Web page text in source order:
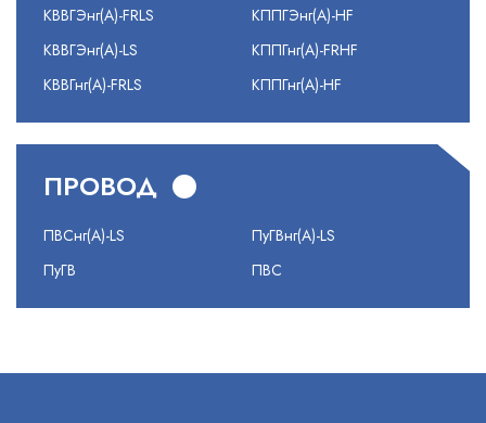
КВВГЭнг(А)-FRLS
КВВГЭнг(А)-LS
КВВГнг(А)-FRLS
КППГЭнг(А)-HF
КППГнг(А)-FRHF
КППГнг(А)-HF
ПРОВОД
ПВСнг(А)-LS
ПуГВ
ПуГВнг(А)-LS
ПВС